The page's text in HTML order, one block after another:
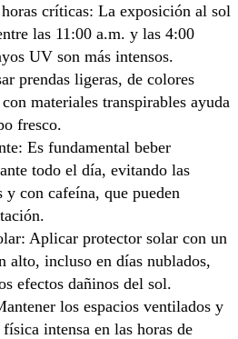
críticas: La exposición al sol
las 11:00 a.m. y las 4:00
UV son más intensos.
prendas ligeras, de colores
materiales transpirables ayuda
fresco.
Es fundamental beber
todo el día, evitando las
y con cafeína, que pueden
Aplicar protector solar con un
alto, incluso en días nublados,
efectos dañinos del sol.
los espacios ventilados y
intensa en las horas de